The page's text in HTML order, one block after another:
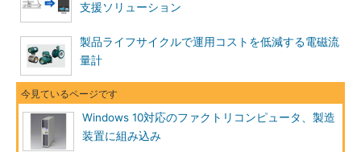
支援ソリューション
製品ライフサイクルで運用コストを低減する電磁流
量計
Windows 10対応のファクトリコンピュータ、製造
装置に組み込み